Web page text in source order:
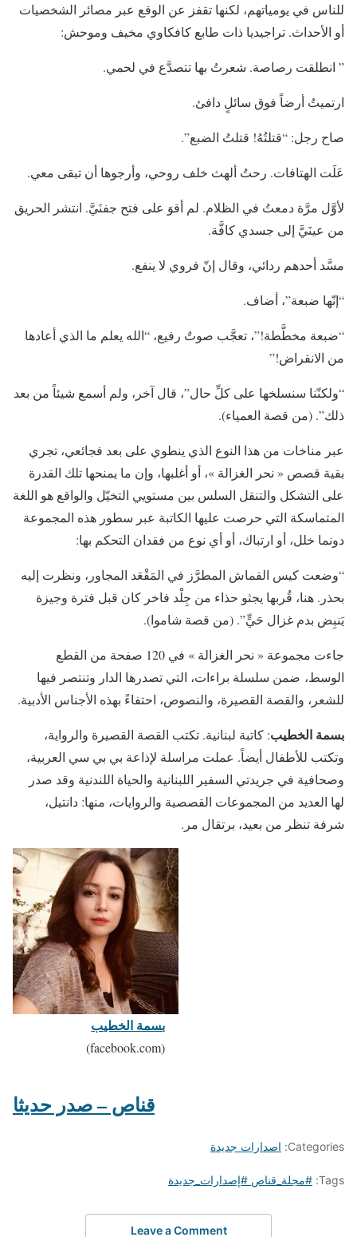
للناس في يومياتهم، لكنها تقفز عن الوقع عبر مصائر الشخصيات
أو الأحداث. تراجيديا ذات طابع كافكاوي مخيف وموحش:
” انطلقت رصاصة. شعرتُ بها تتصدَّع في لحمي.
ارتميتُ أرضاً فوق سائلٍ دافئ.
صاح رجل: “قتلتُهُ! قتلتُ الضبع”.
عَلَت الهتافات. رحتُ ألهث خلف روحي، وأرجوها أن تبقى معي.
لأوَّل مرَّة دمعتُ في الظلام. لم أقوَ على فتح جفنَيَّ. انتشر الحريق
من عينَيَّ إلى جسدي كافَّة.
مسَّد أحدهم ردائي، وقال إنّ فروي لا ينفع.
“إنّها ضبعة”، أضاف.
“ضبعة مخطَّطة!”، تعجَّب صوتٌ رفيع، “الله يعلم ما الذي أعادها
من الانقراض!”
“ولكنّنا سنسلخها على كلِّ حال”، قال آخر، ولم أسمع شيئاً من بعد
ذلك”. (من قصة العمياء).
عبر مناخات من هذا النوع الذي ينطوي على بعد فجائعي، تجري
بقية قصص « نحر الغزالة »، أو أغلبها، وإن ما يمنحها تلك القدرة
على التشكل والتنقل السلس بين مستويي التخيّل والواقع هو اللغة
المتماسكة التي حرصت عليها الكاتبة عبر سطور هذه المجموعة
دونما خلل، أو ارتباك، أو أي نوع من فقدان التحكم بها:
“وضعت كيس القماش المطرَّز في المَقْعَد المجاور، ونظرت إليه
بحذر. هنا، قُربها يجثو حذاء من جِلْد فاخر كان قبل فترة وجيزة
يَنبِض بدم غزال حَيٍّ”. (من قصة شاموا).
جاءت مجموعة « نحر الغزالة » في 120 صفحة من القطع
الوسط، ضمن سلسلة براءات، التي تصدرها الدار وتنتصر فيها
للشعر، والقصة القصيرة، والنصوص، احتفاءً بهذه الأجناس الأدبية.
بسمة الخطيب: كاتبة لبنانية. تكتب القصة القصيرة والرواية،
وتكتب للأطفال أيضاً. عملت مراسلة لإذاعة بي بي سي العربية،
وصحافية في جريدتي السفير اللبنانية والحياة اللندنية وقد صدر
لها العديد من المجموعات القصصية والروايات، منها: دانتيل،
شرفة تنظر من بعيد، برتقال مر.
بسمة الخطيب
(facebook.com)
قناص – صدر حديثا
Categories: اصدارات جديدة
Tags: #مجلة_قناص #إصدارات_جديدة
Leave a Comment